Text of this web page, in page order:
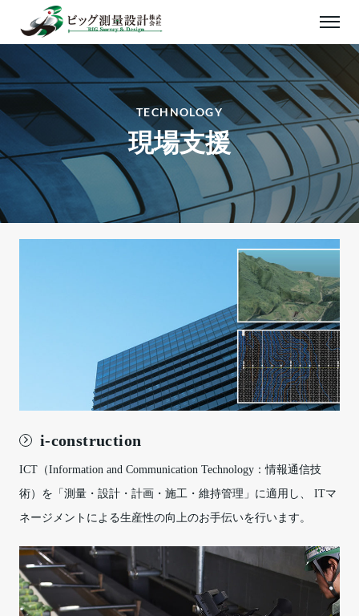
TECHNOLOGY
現場支援
i-construction
ICT（Information and Communication Technology：情報通信技
術）を「測量・設計・計画・施工・維持管理」に適用し、 ITマ
ネージメントによる生産性の向上のお手伝いを行います。